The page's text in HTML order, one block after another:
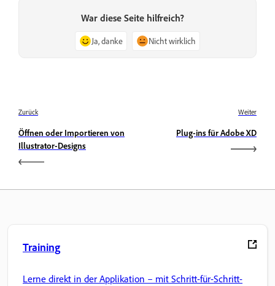
War diese Seite hilfreich?
Ja, danke Nicht wirklich
Zurück
Öffnen oder Importieren von
Illustrator-Designs
Weiter
Plug-ins für Adobe XD
Training
Lerne direkt in der Applikation – mit Schritt-für-Schritt-